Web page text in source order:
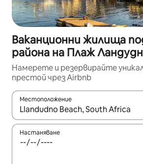
Ваканционни жилища
района на Плаж
Намерете и резервирайте
престой чрез Airbnb
Местоположение
Когато резултатите се покажат,
Настаняване